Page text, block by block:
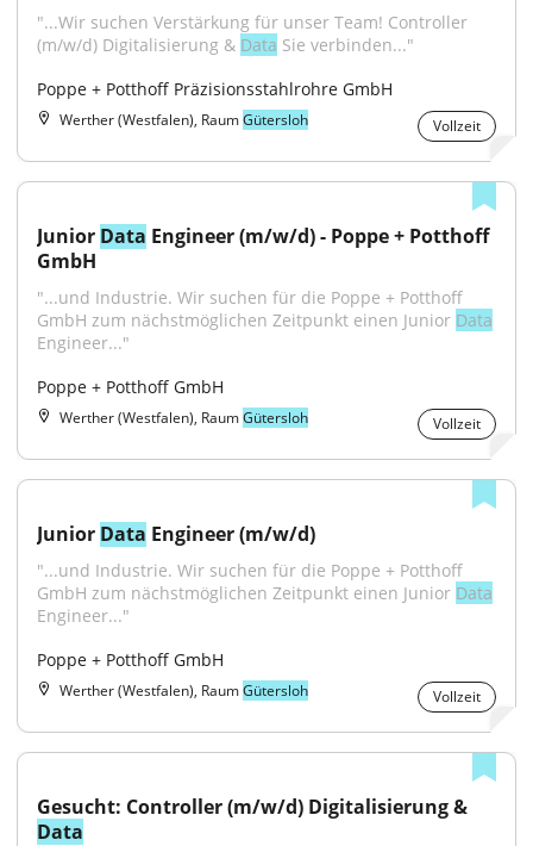
"...Wir suchen Verstärkung für unser Team! Controller
(m/w/d) Digitalisierung & Data Sie verbinden..."
Poppe + Potthoff Präzisionsstahlrohre GmbH
Werther (Westfalen), RaumGütersloh Vollzeit
Junior Data Engineer (m/w/d) - Poppe + Potthoff
GmbH
"...und Industrie. Wir suchen für die Poppe + Potthoff
GmbH zum nächstmöglichen Zeitpunkt einen Junior Data
Engineer..."
Poppe + Potthoff GmbH
Werther (Westfalen), RaumGütersloh Vollzeit
Junior Data Engineer (m/w/d)
"...und Industrie. Wir suchen für die Poppe + Potthoff
GmbH zum nächstmöglichen Zeitpunkt einen Junior Data
Engineer..."
Poppe + Potthoff GmbH
Werther (Westfalen), RaumGütersloh Vollzeit
Data